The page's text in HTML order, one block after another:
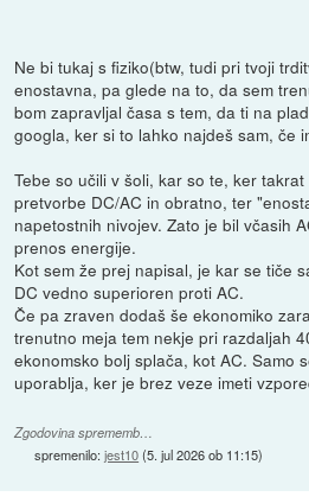
Ne bi tukaj s fiziko(btw, tudi pri tvoji
enostavna, pa glede na to, da sem
bom zapravljal časa s tem, da ti na
googla, ker si to lahko najdeš sam, če
Tebe so učili v šoli, kar so te, ker
pretvorbe DC/AC in obratno, ter
napetostnih nivojev. Zato je bil včasih
prenos energije.
Kot sem že prej napisal, je kar se tiče
DC vedno superioren proti AC.
Če pa zraven dodaš še ekonomiko
trenutno meja tem nekje pri razdaljah
ekonomsko bolj splača, kot AC. Samo
uporablja, ker je brez veze imeti
Zgodovina sprememb…
spremenilo:jest10(5. jul 2026 ob 11:15)